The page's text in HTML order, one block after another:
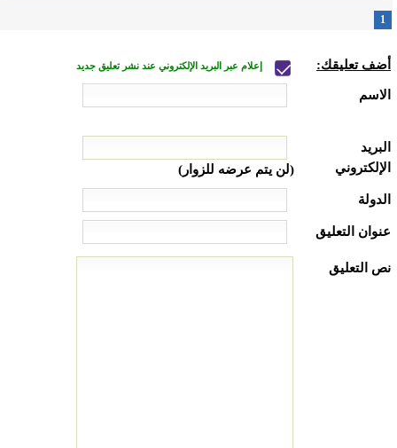
1
أضف تعليقك: إعلام عبر البريد الإلكتروني عند نشر تعليق جديد
الاسم
البريد
الإلكتروني
(لن يتم عرضه للزوار)
الدولة
عنوان التعليق
نص التعليق